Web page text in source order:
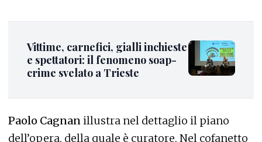
Vittime, carnefici, gialli inchieste
e spettatori: il fenomeno soap-
crime svelato a Trieste
Paolo Cagnan illustra nel dettaglio il piano
dell’opera, della quale è curatore. Nel cofanetto